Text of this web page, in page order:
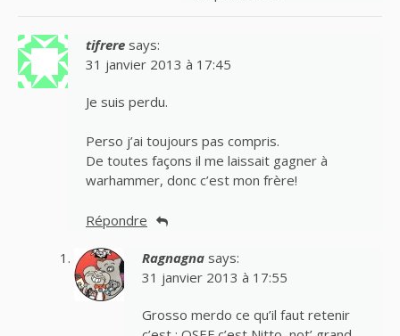
tifrere says:
31 janvier 2013 à 17:45
Je suis perdu.
Perso j’ai toujours pas compris.
De toutes façons il me laissait gagner à
warhammer, donc c’est mon frère!
Répondre
Ragnagna says:
31 janvier 2013 à 17:55
Grosso merdo ce qu’il faut retenir